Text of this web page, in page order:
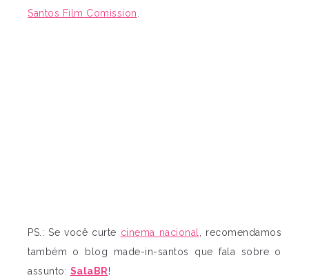
Santos Film Comission
PS.: Se você curte cinema nacional
, recomendamos
também o blog made-in-santos que fala sobre o
assunto: SalaBR!